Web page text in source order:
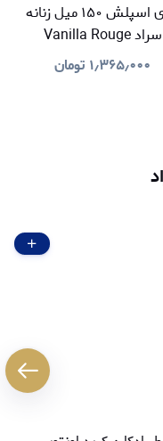
بادی اسپلش ۱۵۰ میل زنانه
سراد Vanilla Rouge
۱٫۳۶۵٫۰۰۰ تومان